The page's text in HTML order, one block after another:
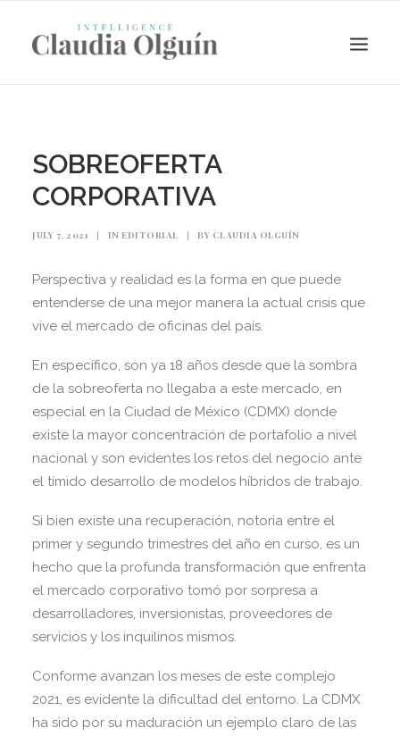
Search
SOBREOFERTA
CORPORATIVA
JULY 7, 2021 | IN EDITORIAL | BY CLAUDIA OLGUÍN
Perspectiva y realidad es la forma en que puede
entenderse de una mejor manera la actual crisis que
vive el mercado de oficinas del país.
En específico, son ya 18 años desde que la sombra
de la sobreoferta no llegaba a este mercado, en
especial en la Ciudad de México (CDMX) donde
existe la mayor concentración de portafolio a nivel
nacional y son evidentes los retos del negocio ante
el tímido desarrollo de modelos híbridos de trabajo.
Si bien existe una recuperación, notoria entre el
primer y segundo trimestres del año en curso, es un
hecho que la profunda transformación que enfrenta
el mercado corporativo tomó por sorpresa a
desarrolladores, inversionistas, proveedores de
servicios y los inquilinos mismos.
Conforme avanzan los meses de este complejo
2021, es evidente la dificultad del entorno. La CDMX
ha sido por su maduración un ejemplo claro de las